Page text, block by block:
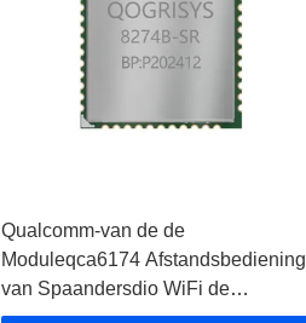
Qualcomm-van de de
Moduleqca6174 Afstandsbediening
van Spaandersdio WiFi de
Module2t2r Antenne